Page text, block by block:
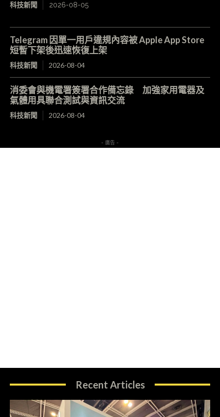
科技新聞 2026-08-05
Telegram 因單一用戶違規內容被 Apple App Store
短暫下架後迅速恢復上架
科技新聞 2026-08-04
消委會與機電署簽署合作備忘錄 加強家用電器及
氣體用具聯合測試與資訊交流
科技新聞 2026-08-04
- 廣告 -
Recent Articles